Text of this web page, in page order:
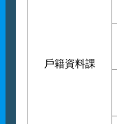
戶籍資料課